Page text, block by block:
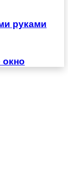
руками